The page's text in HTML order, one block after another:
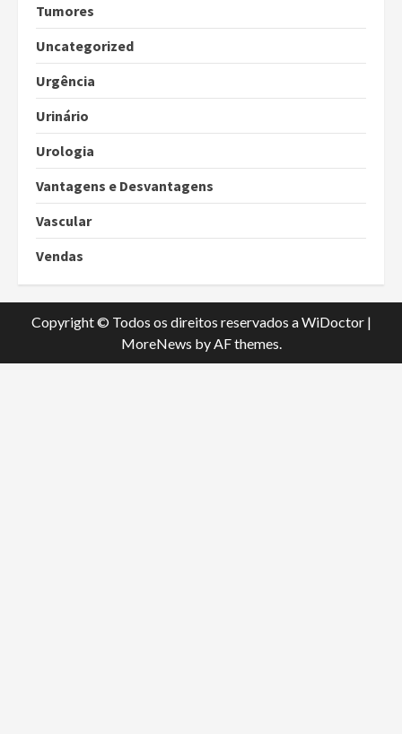
Tumores
Uncategorized
Urgência
Urinário
Urologia
Vantagens e Desvantagens
Vascular
Vendas
Copyright © Todos os direitos reservados a WiDoctor |
MoreNews by AF themes.